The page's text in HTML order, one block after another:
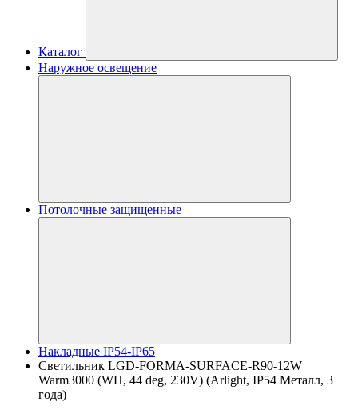
Каталог
Наружное освещение
Потолочные защищенные
Накладные IP54-IP65
Светильник LGD-FORMA-SURFACE-R90-12W
Warm3000 (WH, 44 deg, 230V) (Arlight, IP54 Металл, 3
года)